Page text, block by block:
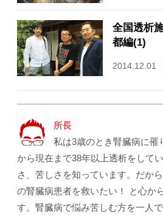
全国透析
都編(1)
2014.12.01
所長
私は3歳のとき腎臓病に罹
から現在まで38年以上透析をして
さ、苦しさを知っています。だか
の腎臓病患者を救いたい！ と心か
す。腎臓病で悩み苦しむ方を一人で